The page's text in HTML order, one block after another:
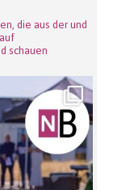
die aus der und
schauen